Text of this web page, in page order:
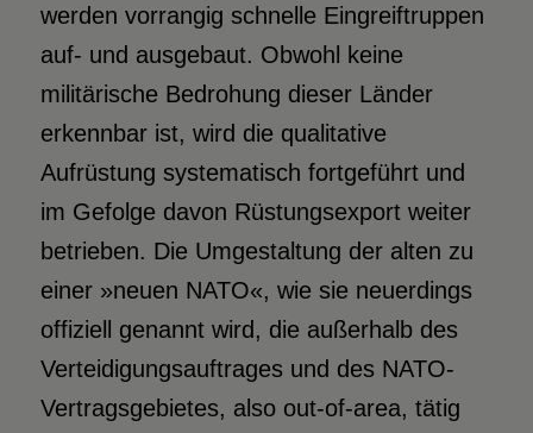
werden vorrangig schnelle Eingreiftruppen
auf- und ausgebaut. Obwohl keine
militärische Bedrohung dieser Länder
erkennbar ist, wird die qualitative
Aufrüstung systematisch fortgeführt und
im Gefolge davon Rüstungsexport weiter
betrieben. Die Umgestaltung der alten zu
einer »neuen NATO«, wie sie neuerdings
offiziell genannt wird, die außerhalb des
Verteidigungsauftrages und des NATO-
Vertragsgebietes, also out-of-area, tätig